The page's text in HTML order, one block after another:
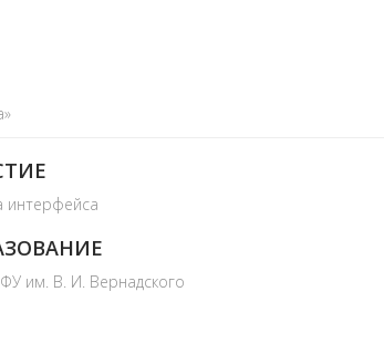
интерфейса
им. В. И. Вернадского